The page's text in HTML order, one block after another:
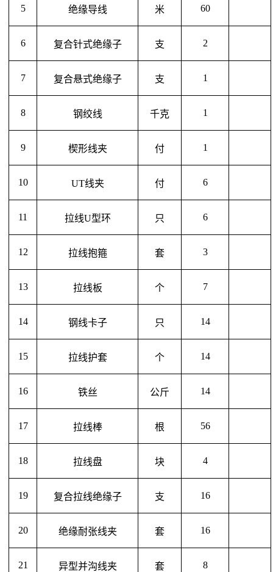
5 绝缘导线 米 60
6 复合针式绝缘子 支 2
7 复合悬式绝缘子 支 1
8 钢绞线 千克 1
9 楔形线夹 付 1
10 UT线夹 付 6
11 拉线U型环 只 6
12 拉线抱箍 套 3
13 拉线板 个 7
14 钢线卡子 只 14
15 拉线护套 个 14
16 铁丝 公斤 14
17 拉线棒 根 56
18 拉线盘 块 4
19 复合拉线绝缘子 支 16
20 绝缘耐张线夹 套 16
21 异型并沟线夹 套 8